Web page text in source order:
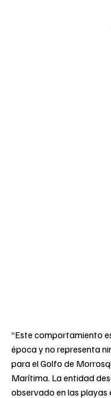
“Este comportamiento
época y no representa
para el Golfo de
Marítima. La entidad
observado en las